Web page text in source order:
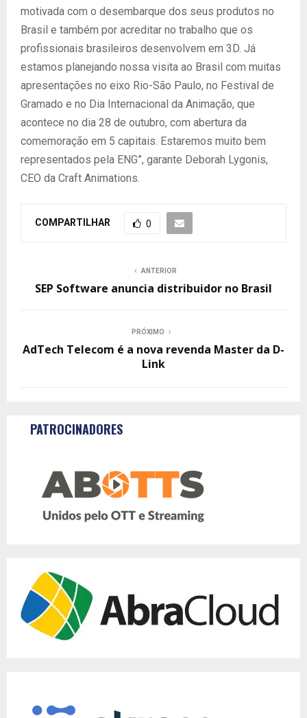
motivada com o desembarque dos seus produtos no
Brasil e também por acreditar no trabalho que os
profissionais brasileiros desenvolvem em 3D. Já
estamos planejando nossa visita ao Brasil com muitas
apresentações no eixo Rio-São Paulo, no Festival de
Gramado e no Dia Internacional da Animação, que
acontece no dia 28 de outubro, com abertura da
comemoração em 5 capitais. Estaremos muito bem
representados pela ENG”, garante Deborah Lygonis,
CEO da Craft Animations.
COMPARTILHAR 0
ANTERIOR
SEP Software anuncia distribuidor no Brasil
PRÓXIMO
AdTech Telecom é a nova revenda Master da D-
Link
PATROCINADORES